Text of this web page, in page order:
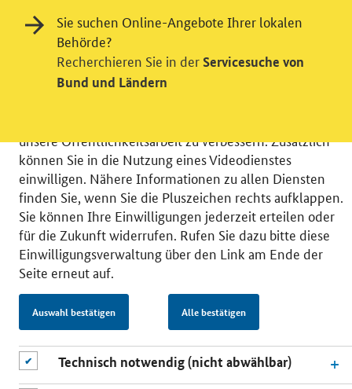
© 2026 Bundesministerium für Wirtschaft und Energie
RSS
Benutzerhinweise
Inhaltsverzeichnis
Impressum
Barrierefreiheit
Datenschutz
Einwilligungsverwaltung
Einwilligung in Tracking und / oder
Videodienst
Wir bitten Sie an dieser Stelle um Ihre Einwilligung für
verschiedene Zusatzdienste unserer Webseite: Wir
unsere Öffentlichkeitsarbeit zu verbessern. Zusätzlich
können Sie in die Nutzung eines Videodienstes
einwilligen. Nähere Informationen zu allen Diensten
finden Sie, wenn Sie die Pluszeichen rechts aufklappen.
Sie können Ihre Einwilligungen jederzeit erteilen oder
für die Zukunft widerrufen. Rufen Sie dazu bitte diese
Einwilligungsverwaltung über den Link am Ende der
Seite erneut auf.
Auswahl bestätigen Alle bestätigen
Technisch notwendig (nicht abwählbar)
Sie suchen Online-Angebote Ihrer lokalen
Behörde?
Recherchieren Sie in der Servicesuche von
Bund und Ländern